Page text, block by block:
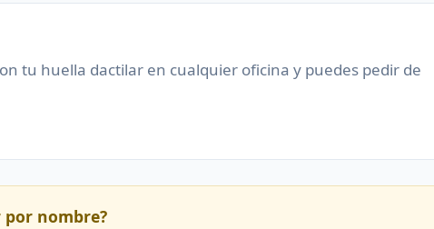
tu huella dactilar en cualquier oficina y puedes pedir de
por nombre?